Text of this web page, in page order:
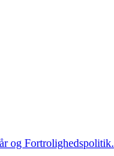
og Fortrolighedspolitik.